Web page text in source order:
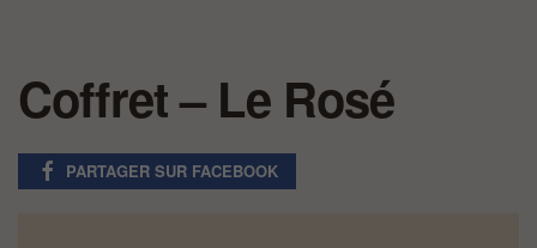
Coffret – Le Rosé
PARTAGER SUR FACEBOOK